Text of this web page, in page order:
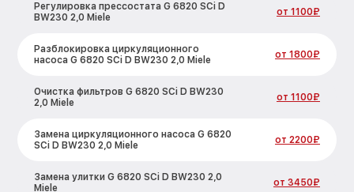
Регулировка прессостата G 6820 SCi D
BW230 2,0 Miele
от 1100₽
Разблокировка циркуляционного
насоса G 6820 SCi D BW230 2,0 Miele
от 1800₽
Очистка фильтров G 6820 SCi D BW230
2,0 Miele
от 1100₽
Замена циркуляционного насоса G 6820
SCi D BW230 2,0 Miele
от 2200₽
Замена улитки G 6820 SCi D BW230 2,0
Miele
от 3450₽